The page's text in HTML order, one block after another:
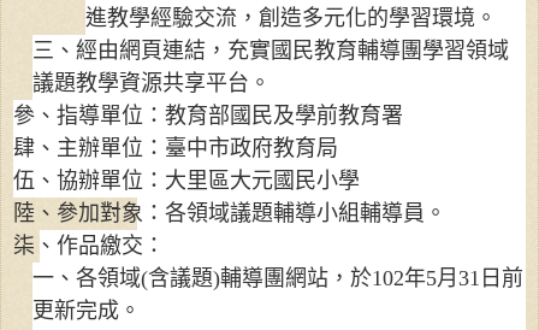
進教學經驗交流，創造多元化的學習環境。
三、經由網頁連結，充實國民教育輔導團學習領域
議題教學資源共享平台。
參、指導單位：教育部國民及學前教育署
肆、主辦單位：臺中市政府教育局
伍、協辦單位：大里區大元國民小學
陸、參加對象：各領域議題輔導小組輔導員。
柒、作品繳交：
一、各領域(含議題)輔導團網站，於102年5月 31 日前
更新完成。